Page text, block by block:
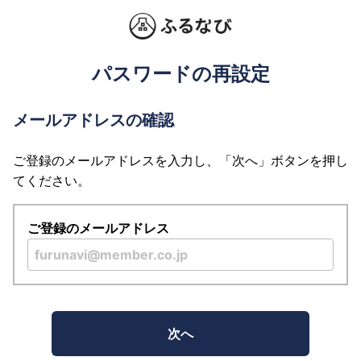
パスワードの再設定
メールアドレスの確認
ご登録のメールアドレスを入力し、「次へ」ボタンを押し
てください。
ご登録のメールアドレス